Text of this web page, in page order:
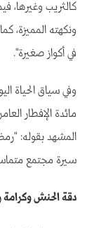
كالثريب وغيرها،
ونكهته المميزة،
في أكواز صغيرة".
وفي سياق الحياة
مائدة الإفطار
المشهد بقوله:
سيرة مجتمع
دقة الحنش